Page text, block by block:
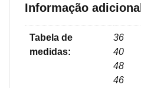
Informação adicional
Tabela de
medidas:
36
40
48
46